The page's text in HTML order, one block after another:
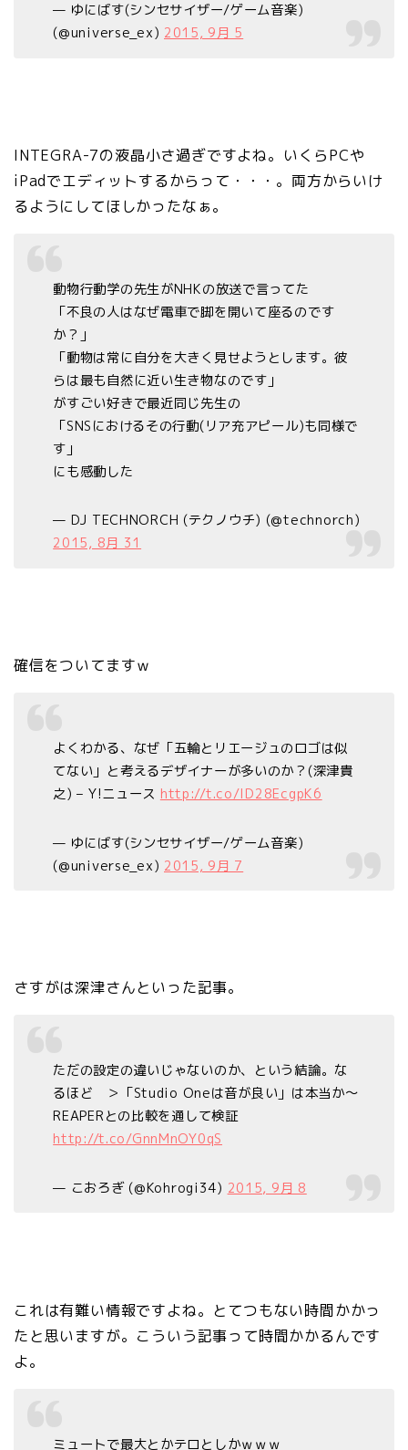
— ゆにばす(シンセサイザー/ゲーム音楽)
(@universe_ex) 2015, 9月 5
INTEGRA-7の液晶小さ過ぎですよね。いくらPCや
iPadでエディットするからって・・・。両方からいけ
るようにしてほしかったなぁ。
動物行動学の先生がNHKの放送で言ってた
「不良の人はなぜ電車で脚を開いて座るのです
か？」
「動物は常に自分を大きく見せようとします。彼
らは最も自然に近い生き物なのです」
がすごい好きで最近同じ先生の
「SNSにおけるその行動(リア充アピール)も同様で
す」
にも感動した
— DJ TECHNORCH (テクノウチ) (@technorch)
2015, 8月 31
確信をついてますｗ
よくわかる、なぜ「五輪とリエージュのロゴは似
てない」と考えるデザイナーが多いのか？(深津貴
之) – Y!ニュース http://t.co/lD28EcgpK6
— ゆにばす(シンセサイザー/ゲーム音楽)
(@universe_ex) 2015, 9月 7
さすがは深津さんといった記事。
ただの設定の違いじゃないのか、という結論。な
るほど ＞「Studio Oneは音が良い」は本当か～
REAPERとの比較を通して検証
http://t.co/GnnMnOY0qS
— こおろぎ (@Kohrogi34) 2015, 9月 8
これは有難い情報ですよね。とてつもない時間かかっ
たと思いますが。こういう記事って時間かかるんです
よ。
ミュートで最大とかテロとしかｗｗｗ